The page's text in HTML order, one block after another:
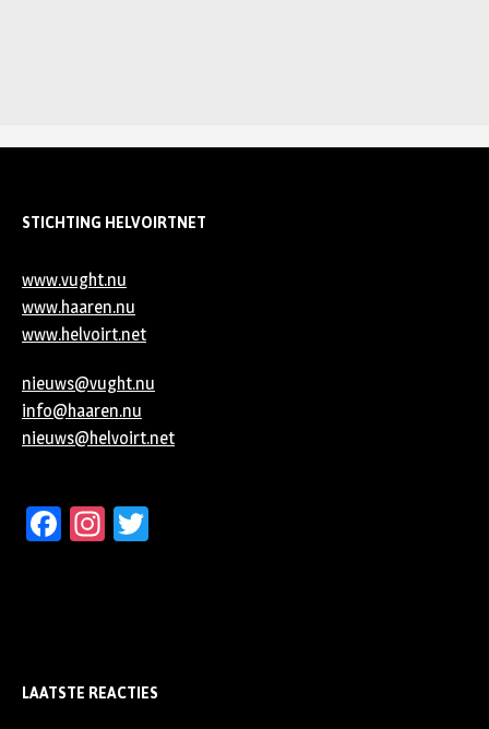
STICHTING HELVOIRTNET
www.vught.nu
www.haaren.nu
www.helvoirt.net
nieuws@vught.nu
info@haaren.nu
nieuws@helvoirt.net
Facebook
Instagram
LAATSTE REACTIES